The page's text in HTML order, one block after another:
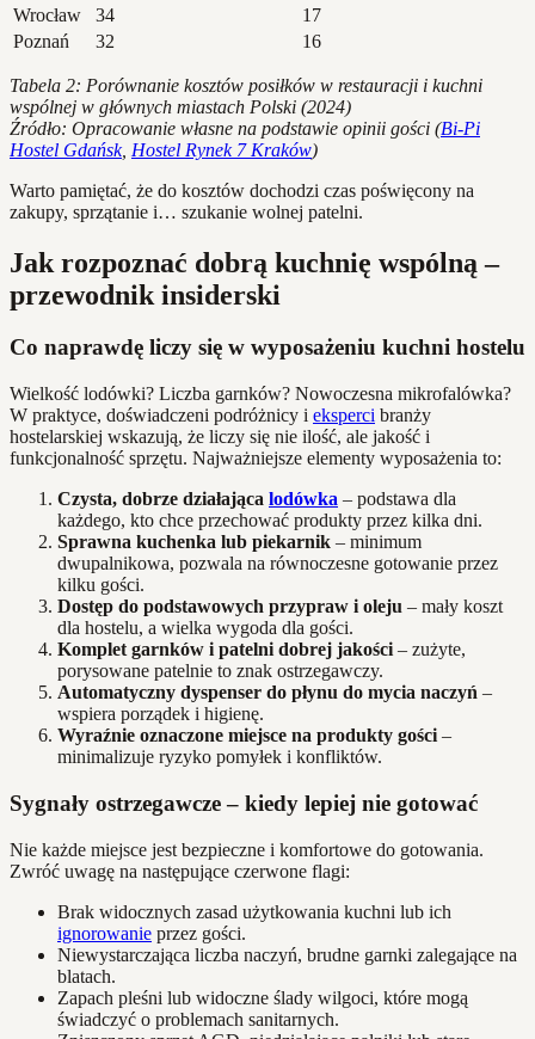
Wrocław
34
17
Poznań
32 16
Tabela 2: Porównanie kosztów posiłków w restauracji i kuchni
wspólnej w głównych miastach Polski (2024)
Źródło: Opracowanie własne na podstawie opinii gości (Bi-Pi
Hostel Gdańsk, Hostel Rynek 7 Kraków)
Warto pamiętać, że do kosztów dochodzi czas poświęcony na
zakupy, sprzątanie i… szukanie wolnej patelni.
Jak rozpoznać dobrą kuchnię wspólną –
przewodnik insiderski
Co naprawdę liczy się w wyposażeniu kuchni hostelu
Wielkość lodówki? Liczba garnków? Nowoczesna mikrofalówka?
W praktyce, doświadczeni podróżnicy i eksperci branży
hostelarskiej wskazują, że liczy się nie ilość, ale jakość i
funkcjonalność sprzętu. Najważniejsze elementy wyposażenia to:
Czysta, dobrze działająca lodówka – podstawa dla
każdego, kto chce przechować produkty przez kilka dni.
Sprawna kuchenka lub piekarnik – minimum
dwupalnikowa, pozwala na równoczesne gotowanie przez
kilku gości.
Dostęp do podstawowych przypraw i oleju – mały koszt
dla hostelu, a wielka wygoda dla gości.
Komplet garnków i patelni dobrej jakości – zużyte,
porysowane patelnie to znak ostrzegawczy.
Automatyczny dyspenser do płynu do mycia naczyń –
wspiera porządek i higienę.
Wyraźnie oznaczone miejsce na produkty gości –
minimalizuje ryzyko pomyłek i konfliktów.
Sygnały ostrzegawcze – kiedy lepiej nie gotować
Nie każde miejsce jest bezpieczne i komfortowe do gotowania.
Zwróć uwagę na następujące czerwone flagi:
Brak widocznych zasad użytkowania kuchni lub ich
ignorowanie przez gości.
Niewystarczająca liczba naczyń, brudne garnki zalegające na
blatach.
Zapach pleśni lub widoczne ślady wilgoci, które mogą
świadczyć o problemach sanitarnych.